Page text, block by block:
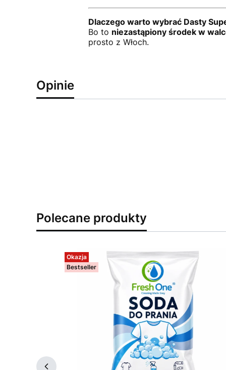
Dlaczego warto wybrać Dasty
Bo to niezastąpiony środek w
prosto z Włoch.
Opinie
Polecane produkty
Okazja
Bestseller